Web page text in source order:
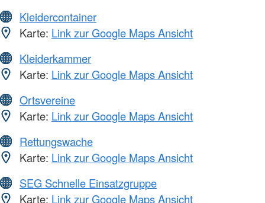
Kleidercontainer
Karte: Link zur Google Maps Ansicht
Kleiderkammer
Karte: Link zur Google Maps Ansicht
Ortsvereine
Karte: Link zur Google Maps Ansicht
Rettungswache
Karte: Link zur Google Maps Ansicht
SEG Schnelle Einsatzgruppe
Karte: Link zur Google Maps Ansicht